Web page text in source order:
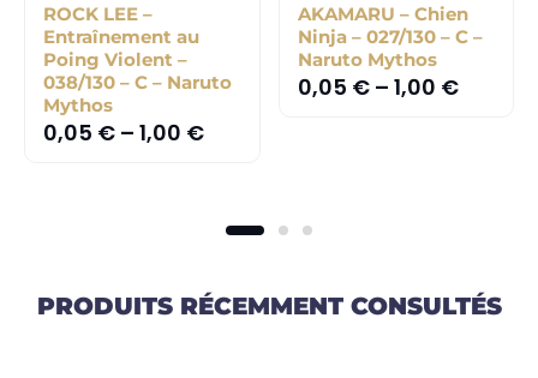
ROCK LEE –
Entraînement au
Poing Violent –
038/130 – C – Naruto
Mythos
0,05 € – 1,00 €
AKAMARU – Chien
Ninja – 027/130 – C –
Naruto Mythos
0,05 €– 1,00 €
PRODUITS RÉCEMMENT CONSULTÉS